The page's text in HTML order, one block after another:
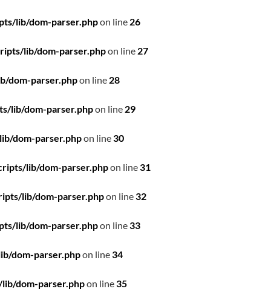
lib/dom-parser.phpon line 26
lib/dom-parser.phpon line 27
dom-parser.phpon line 28
lib/dom-parser.phpon line 29
dom-parser.phpon line30
lib/dom-parser.phpon line31
lib/dom-parser.phpon line32
lib/dom-parser.phpon line33
dom-parser.phpon line34
dom-parser.phpon line35